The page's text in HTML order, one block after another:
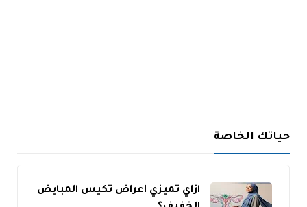
حياتك الخاصة
ازاي تميزي اعراض تكيس المبايض